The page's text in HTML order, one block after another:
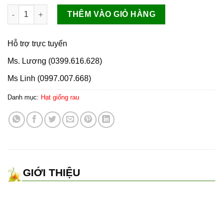
Hạt giống rau sắng số lượng
THÊM VÀO GIỎ HÀNG
Hỗ trợ trực tuyến
Ms. Lương (0399.616.628)
Ms Linh (0997.007.668)
Danh mục: Hạt giống rau
GIỚI THIỆU